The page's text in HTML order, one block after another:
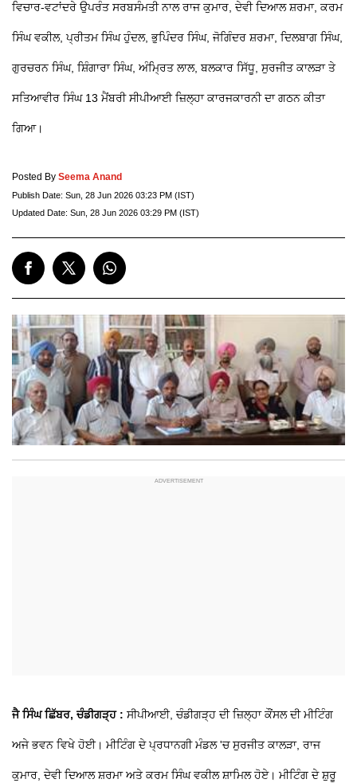
ਵਿਚਾਰ-ਵਟਾਂਦਰੇ ਉਪਰੰਤ ਸਰਬਸੰਮਤੀ ਨਾਲ ਰਾਜ ਕੁਮਾਰ, ਦੇਵੀ ਦਿਆਲ ਸ਼ਰਮਾ, ਕਰਮ
ਸਿੰਘ ਵਕੀਲ, ਪ੍ਰੀਤਮ ਸਿੰਘ ਹੁੰਦਲ, ਭੁਪਿੰਦਰ ਸਿੰਘ, ਜੋਗਿੰਦਰ ਸ਼ਰਮਾ, ਦਿਲਬਾਗ ਸਿੰਘ,
ਗੁਰਚਰਨ ਸਿੰਘ, ਸ਼ਿੰਗਾਰਾ ਸਿੰਘ, ਅੰਮ੍ਰਿਤ ਲਾਲ, ਬਲਕਾਰ ਸਿੱਧੂ, ਸੁਰਜੀਤ ਕਾਲੜਾ ਤੇ
ਸਤਿਆਵੀਰ ਸਿੰਘ 13 ਮੈਂਬਰੀ ਸੀਪੀਆਈ ਜ਼ਿਲ੍ਹਾ ਕਾਰਜਕਾਰਨੀ ਦਾ ਗਠਨ ਕੀਤਾ
ਗਿਆ।
Posted By Seema Anand
Publish Date: Sun, 28 Jun 2026 03:23 PM (IST)
Updated Date: Sun, 28 Jun 2026 03:29 PM (IST)
ਜੈ ਸਿੰਘ ਛਿੱਬਰ, ਚੰਡੀਗੜ੍ਹ : ਸੀਪੀਆਈ, ਚੰਡੀਗੜ੍ਹ ਦੀ ਜ਼ਿਲ੍ਹਾ ਕੌਂਸਲ ਦੀ ਮੀਟਿੰਗ
ਅਜੇ ਭਵਨ ਵਿਖੇ ਹੋਈ। ਮੀਟਿੰਗ ਦੇ ਪ੍ਰਧਾਨਗੀ ਮੰਡਲ 'ਚ ਸੁਰਜੀਤ ਕਾਲੜਾ, ਰਾਜ
ਕੁਮਾਰ, ਦੇਵੀ ਦਿਆਲ ਸ਼ਰਮਾ ਅਤੇ ਕਰਮ ਸਿੰਘ ਵਕੀਲ ਸ਼ਾਮਿਲ ਹੋਏ। ਮੀਟਿੰਗ ਦੇ ਸ਼ੁਰੂ